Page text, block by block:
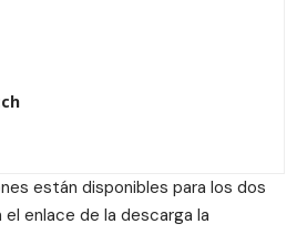
están disponibles para los dos
enlace de la descarga la